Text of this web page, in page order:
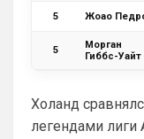
5 Жоао
5
Морган
Гиббс-Уайт
Холанд
легендами